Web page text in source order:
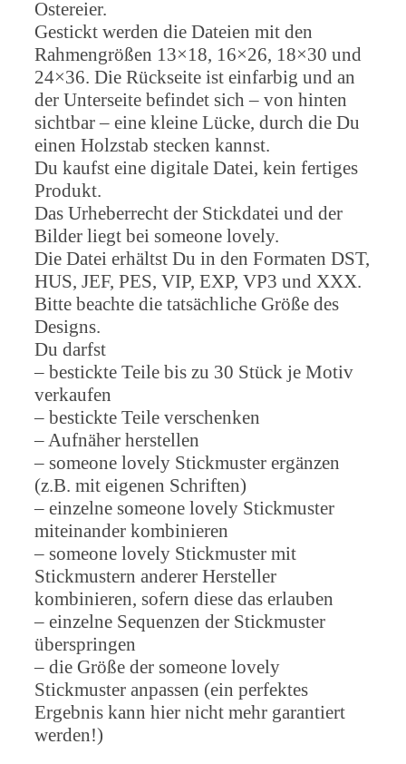
Ostereier.
Gestickt werden die Dateien mit den
Rahmengrößen 13×18, 16×26, 18×30 und
24×36. Die Rückseite ist einfarbig und an
der Unterseite befindet sich – von hinten
sichtbar – eine kleine Lücke, durch die Du
einen Holzstab stecken kannst.
Du kaufst eine digitale Datei, kein fertiges
Produkt.
Das Urheberrecht der Stickdatei und der
Bilder liegt bei someone lovely.
Die Datei erhältst Du in den Formaten DST,
HUS, JEF, PES, VIP, EXP, VP3 und XXX.
Bitte beachte die tatsächliche Größe des
Designs.
Du darfst
– bestickte Teile bis zu 30 Stück je Motiv
verkaufen
– bestickte Teile verschenken
– Aufnäher herstellen
– someone lovely Stickmuster ergänzen
(z.B. mit eigenen Schriften)
– einzelne someone lovely Stickmuster
miteinander kombinieren
– someone lovely Stickmuster mit
Stickmustern anderer Hersteller
kombinieren, sofern diese das erlauben
– einzelne Sequenzen der Stickmuster
überspringen
– die Größe der someone lovely
Stickmuster anpassen (ein perfektes
Ergebnis kann hier nicht mehr garantiert
werden!)